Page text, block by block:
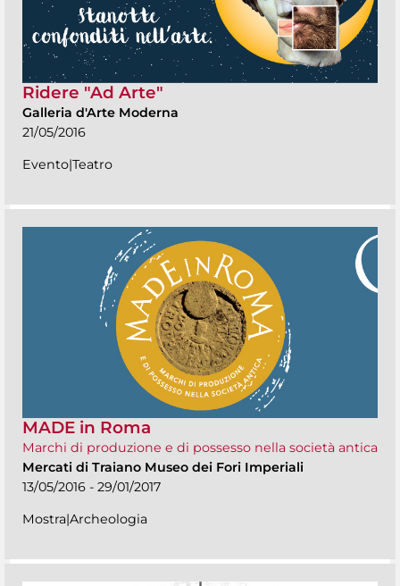
Ridere "Ad Arte"
Galleria d'Arte Moderna
21/05/2016
Evento|Teatro
MADE in Roma
Marchi di produzione e di possesso nella società antica
Mercati di Traiano Museo dei Fori Imperiali
13/05/2016 - 29/01/2017
Mostra|Archeologia